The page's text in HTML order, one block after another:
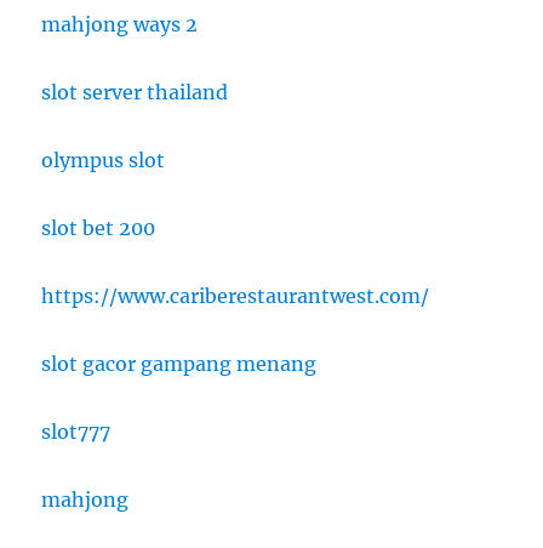
mahjong ways 2
slot server thailand
olympus slot
slot bet 200
https://www.cariberestaurantwest.com/
slot gacor gampang menang
slot777
mahjong